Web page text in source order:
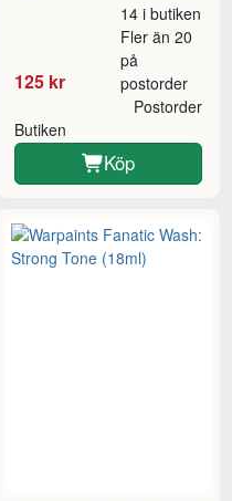
125 kr
14 i butiken
Fler än 20
på
postorder
Butiken
Postorder
Köp